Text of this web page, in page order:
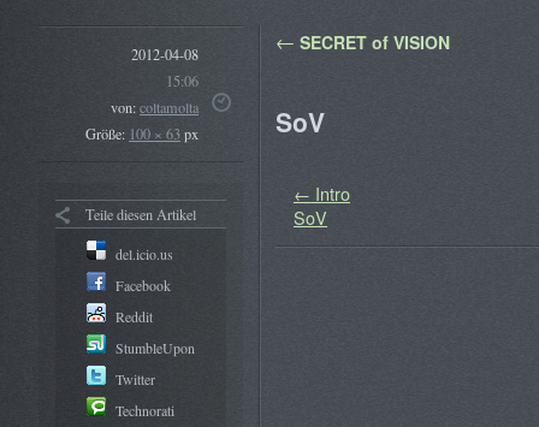
2012-04-08
15:06
von:coltamolta
Größe: 100 × 63px
Teile diesen Artikel
del.icio.us
Facebook
Reddit
StumbleUpon
Twitter
Technorati
← SECRET of VISION
SoV
Intro
SoV